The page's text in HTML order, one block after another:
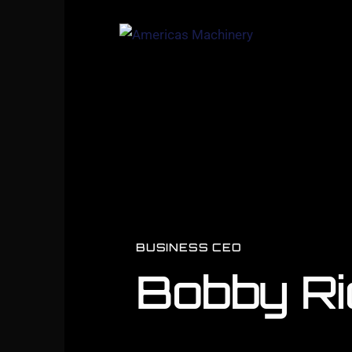
BUSINESS CEO
Bobby